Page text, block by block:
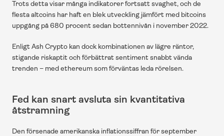
Trots detta visar många indikatorer fortsatt svaghet, och de
flesta altcoins har haft en blek utveckling jämfört med bitcoins
uppgång på 680 procent sedan bottennivån i november 2022.
Enligt Ash Crypto kan dock kombinationen av lägre räntor,
stigande riskaptit och förbättrat sentiment snabbt vända
trenden – med ethereum som förväntas leda rörelsen.
Fed kan snart avsluta sin kvantitativa
åtstramning
Den försenade amerikanska inflationssiffran för september